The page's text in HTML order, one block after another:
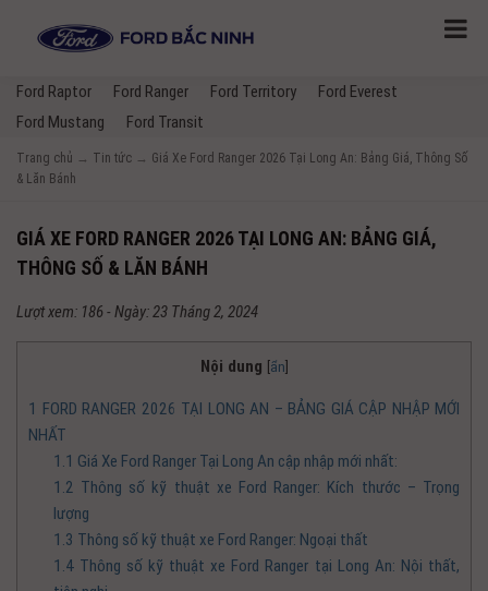
Ford Raptor Ford Ranger Ford Territory
Ford Everest
Ford Mustang
Ford Transit
Trang chủ → Tin tức → Giá Xe Ford Ranger 2026 Tại Long An: Bảng Giá, Thông Số
& Lăn Bánh
GIÁ XE FORD RANGER 2026 TẠI LONG AN: BẢNG GIÁ,
THÔNG SỐ & LĂN BÁNH
Lượt xem: 186 - Ngày: 23 Tháng 2, 2024
Nội dung [ẩn]
1 FORD RANGER 2026 TẠI LONG AN – BẢNG GIÁ CẬP NHẬP MỚI
NHẤT
1.1 Giá Xe Ford Ranger Tại Long An cập nhập mới nhất:
1.2 Thông số kỹ thuật xe Ford Ranger: Kích thước – Trọng
lượng
1.3 Thông số kỹ thuật xe Ford Ranger: Ngoại thất
1.4Thông số kỹ thuật xe Ford Ranger tại Long An: Nội thất,